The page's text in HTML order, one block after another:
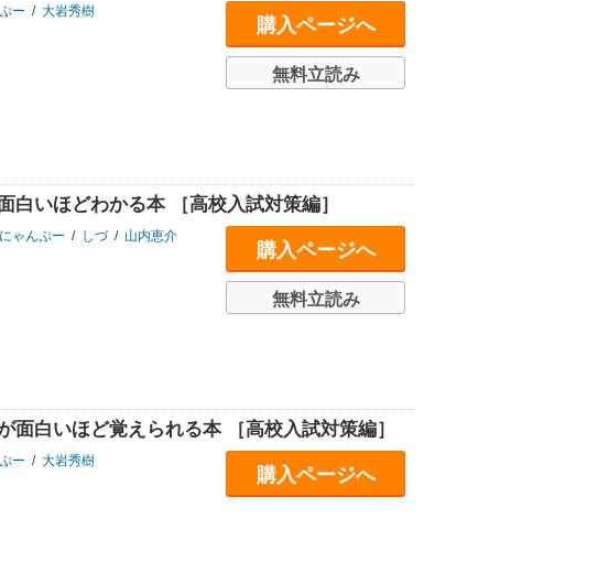
ー / 大岩秀樹
購入ページへ
無料立読み
白いほどわかる本 ［高校入試対策編］
ゃんぷー / しづ / 山内恵介
購入ページへ
無料立読み
面白いほど覚えられる本 ［高校入試対策編］
ー / 大岩秀樹
購入ページへ